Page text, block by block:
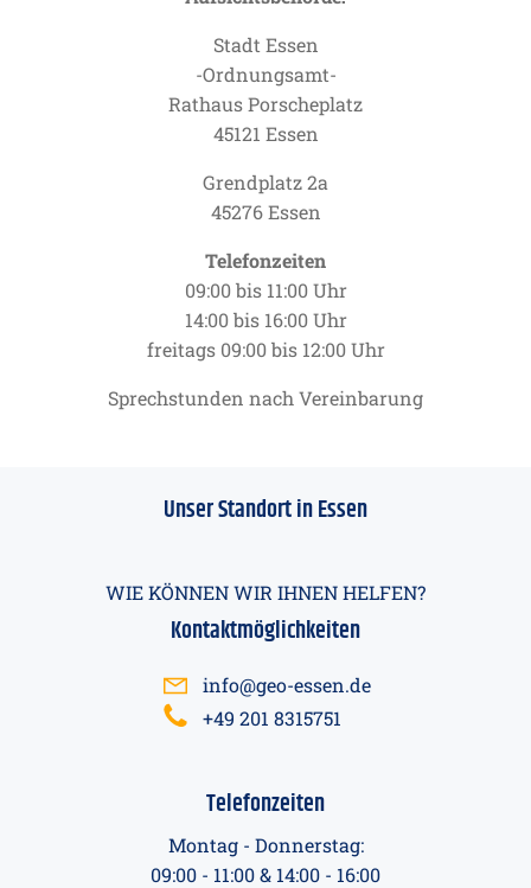
Stadt Essen
-Ordnungsamt-
Rathaus Porscheplatz
45121 Essen
Grendplatz 2a
45276 Essen
Telefonzeiten
09:00 bis 11:00 Uhr
14:00 bis 16:00 Uhr
freitags 09:00 bis 12:00 Uhr
Sprechstunden nach Vereinbarung
Unser Standort in Essen
WIE KÖNNEN WIR IHNEN HELFEN?
Kontaktmöglichkeiten
info@geo-essen.de
+49 201 8315751
Telefonzeiten
Montag - Donnerstag:
09:00 - 11:00 & 14:00 - 16:00